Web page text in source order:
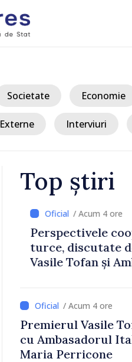
Societate Economie
Externe Interviuri
Top știri
/ Acum 4 ore
Perspectivele
turce, discutate
Vasile Tofan și
/ Acum 4 ore
Premierul Vasile
cu Ambasadorul
Maria Perricone